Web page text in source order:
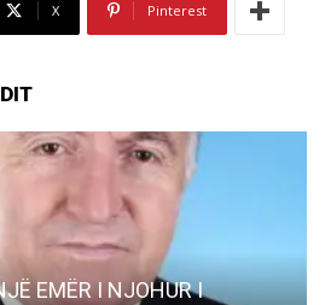
X Pinterest